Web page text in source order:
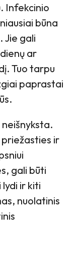
Infekcinio
būna
Jie gali
ar
Tuo tarpu
paprastai
ir
gali būti
ir kiti
nuolatinis